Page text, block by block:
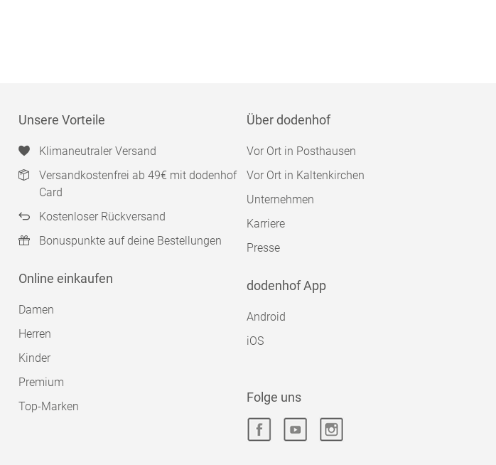
Unsere Vorteile
Klimaneutraler Versand
Versandkostenfrei ab 49€ mit dodenhof
Card
Kostenloser Rückversand
Bonuspunkte auf deine Bestellungen
Online einkaufen
Damen
Herren
Kinder
Premium
Top-Marken
Über dodenhof
Vor Ort in Posthausen
Vor Ort in Kaltenkirchen
Unternehmen
Karriere
Presse
dodenhof App
Android
iOS
Folge uns